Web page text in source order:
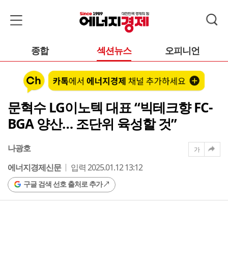
종합 섹션뉴스 오피니언
문혁수 LG이노텍 대표 “빅테크향 FC-
BGA 양산… 조단위 육성할 것”
나광호
에너지경제신문
입력 2025.01.12 13:12
구글 검색 선호 출처로 추가
가